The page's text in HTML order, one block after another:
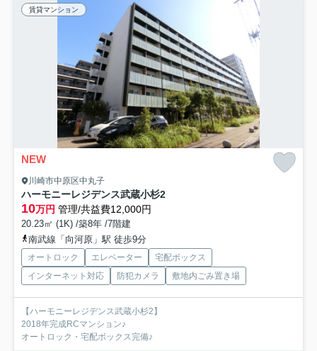
賃貸マンション
NEW
川崎市中原区中丸子
ハーモニーレジデンス武蔵小杉2
10万円 管理/共益費12,000円
20.23㎡ (1K) /築8年 /7階建
南武線「向河原」駅 徒歩9分
オートロック エレベーター
宅配ボックス
インターネット対応
防犯カメラ 敷地内ごみ置き場
【ハーモニーレジデンス武蔵小杉2】
2018年完成RCマンション♪
オートロック・宅配ボックス完備♪